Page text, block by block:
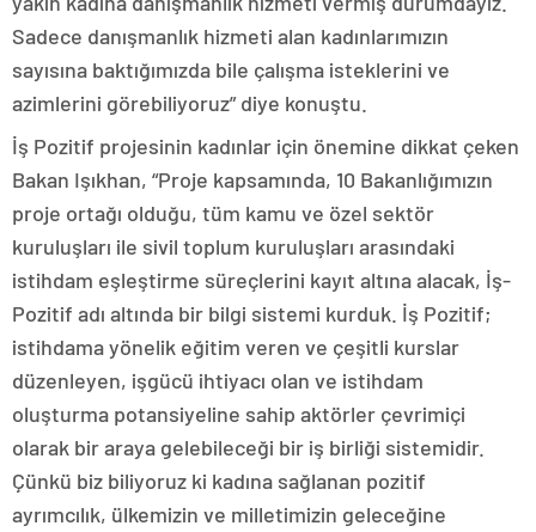
Sadece danışmanlık hizmeti alan kadınlarımızın
sayısına baktığımızda bile çalışma isteklerini ve
azimlerini görebiliyoruz” diye konuştu.
İş Pozitif projesinin kadınlar için önemine dikkat çeken
Bakan Işıkhan, “Proje kapsamında, 10 Bakanlığımızın
proje ortağı olduğu, tüm kamu ve özel sektör
kuruluşları ile sivil toplum kuruluşları arasındaki
istihdam eşleştirme süreçlerini kayıt altına alacak, İş-
Pozitif adı altında bir bilgi sistemi kurduk. İş Pozitif;
istihdama yönelik eğitim veren ve çeşitli kurslar
düzenleyen, işgücü ihtiyacı olan ve istihdam
oluşturma potansiyeline sahip aktörler çevrimiçi
olarak bir araya gelebileceği bir iş birliği sistemidir.
Çünkü biz biliyoruz ki kadına sağlanan pozitif
ayrımcılık, ülkemizin ve milletimizin geleceğine